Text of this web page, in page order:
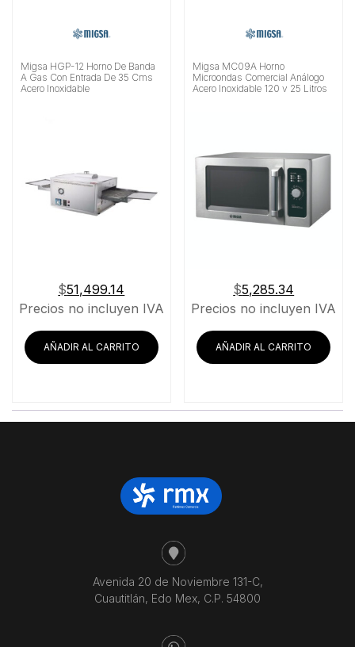
Migsa HGP-12 Horno De Banda
A Gas Con Entrada De 35 Cms
Acero Inoxidable
$51,499.14
Precios no incluyen IVA
AÑADIR AL CARRITO
Migsa MC09A Horno
Microondas Comercial Análogo
Acero Inoxidable 120 v 25 Litros
$5,285.34
Precios no incluyen IVA
AÑADIR AL CARRITO
Avenida 20 de Noviembre 131-C,
Cuautitlán, Edo Mex, C.P. 54800